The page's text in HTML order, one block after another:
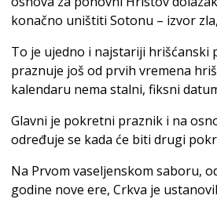
konačno uništiti Sotonu – izvor
To je ujedno i najstariji hrišćanski
praznuje još od prvih vremena
kalendaru nema stalni, fiksni
Glavni je pokretni praznik i na
određuje se kada će biti drugi
Na Prvom vaseljenskom saboru,
godine nove ere, Crkva je